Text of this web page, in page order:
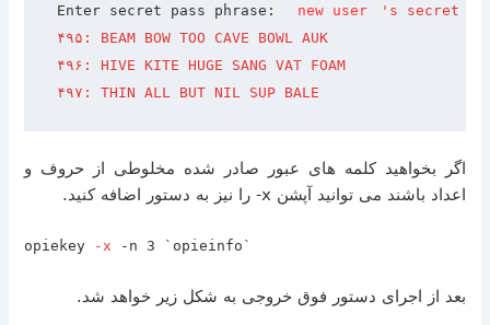
Enter secret pass phrase:
new user
's secret
۴۹۵: BEAM BOW TOO CAVE BOWL AUK
۴۹۶: HIVE KITE HUGE SANG VAT FOAM
۴۹۷: THIN ALL BUT NIL SUP BALE
اگر بخواهید کلمه های عبور صادر شده مخلوطی از حروف و
اعداد باشند می توانید آپشن x- را نیز به دستور اضافه کنید.
opiekey -x -n 3 `opieinfo`
بعد از اجرای دستور فوق خروجی به شکل زیر خواهد شد.